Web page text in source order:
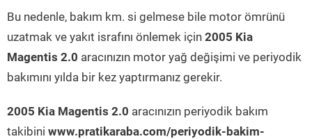
Bu nedenle, bakım km. si gelmese bile motor ömrünü
uzatmak ve yakıt israfını önlemek için 2005 Kia
Magentis 2.0 aracınızın motor yağ değişimi ve periyodik
bakımını yılda bir kez yaptırmanız gerekir.
2005 Kia Magentis 2.0 aracınızın periyodik bakım
takibini www.pratikaraba.com/periyodik-bakim-